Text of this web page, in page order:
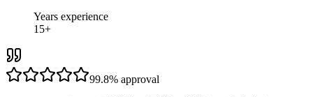
Years experience
15+
99.8% approval